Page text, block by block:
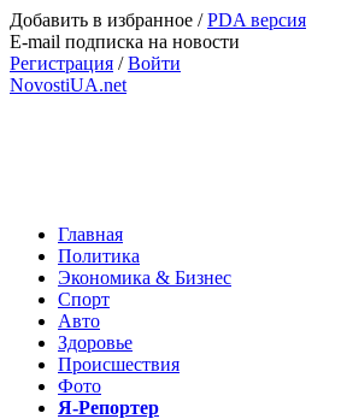
Добавить в избранное /PDA версия
E-mail подписка на новости
Регистрация /Войти
NovostiUA.net
Главная
Политика
Экономика & Бизнес
Спорт
Авто
Здоровье
Происшествия
Фото
Я-Репортер